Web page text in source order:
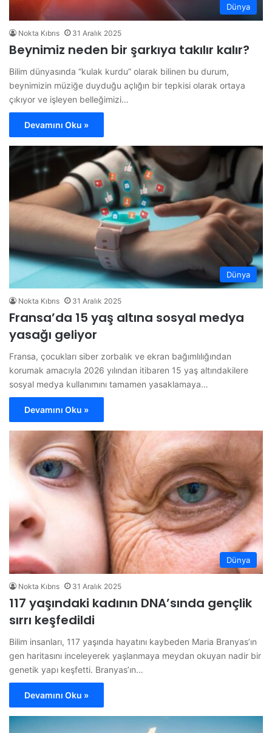
Dünya
Nokta Kıbrıs 31 Aralık 2025
Beynimiz neden bir şarkıya takılır kalır?
Bilim dünyasında “kulak kurdu” olarak bilinen bu durum,
beynimizin müziğe duyduğu açlığın bir tepkisi olarak ortaya
çıkıyor ve işleyen belleğimizi…
Devamını Oku »
Dünya
Nokta Kıbrıs 31 Aralık 2025
Fransa’da 15 yaş altına sosyal medya
yasağı geliyor
Fransa, çocukları siber zorbalık ve ekran bağımlılığından
korumak amacıyla 2026 yılından itibaren 15 yaş altındakilere
sosyal medya kullanımını tamamen yasaklamaya…
Devamını Oku »
Dünya
Nokta Kıbrıs 31 Aralık 2025
117 yaşındaki kadının DNA’sında gençlik
sırrı keşfedildi
Bilim insanları, 117 yaşında hayatını kaybeden Maria Branyas’ın
gen haritasını inceleyerek yaşlanmaya meydan okuyan nadir bir
genetik yapı keşfetti. Branyas’ın…
Devamını Oku »